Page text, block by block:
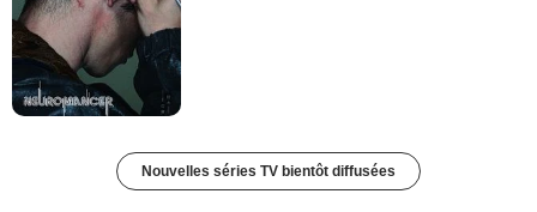
Nouvelles séries TV bientôt diffusées